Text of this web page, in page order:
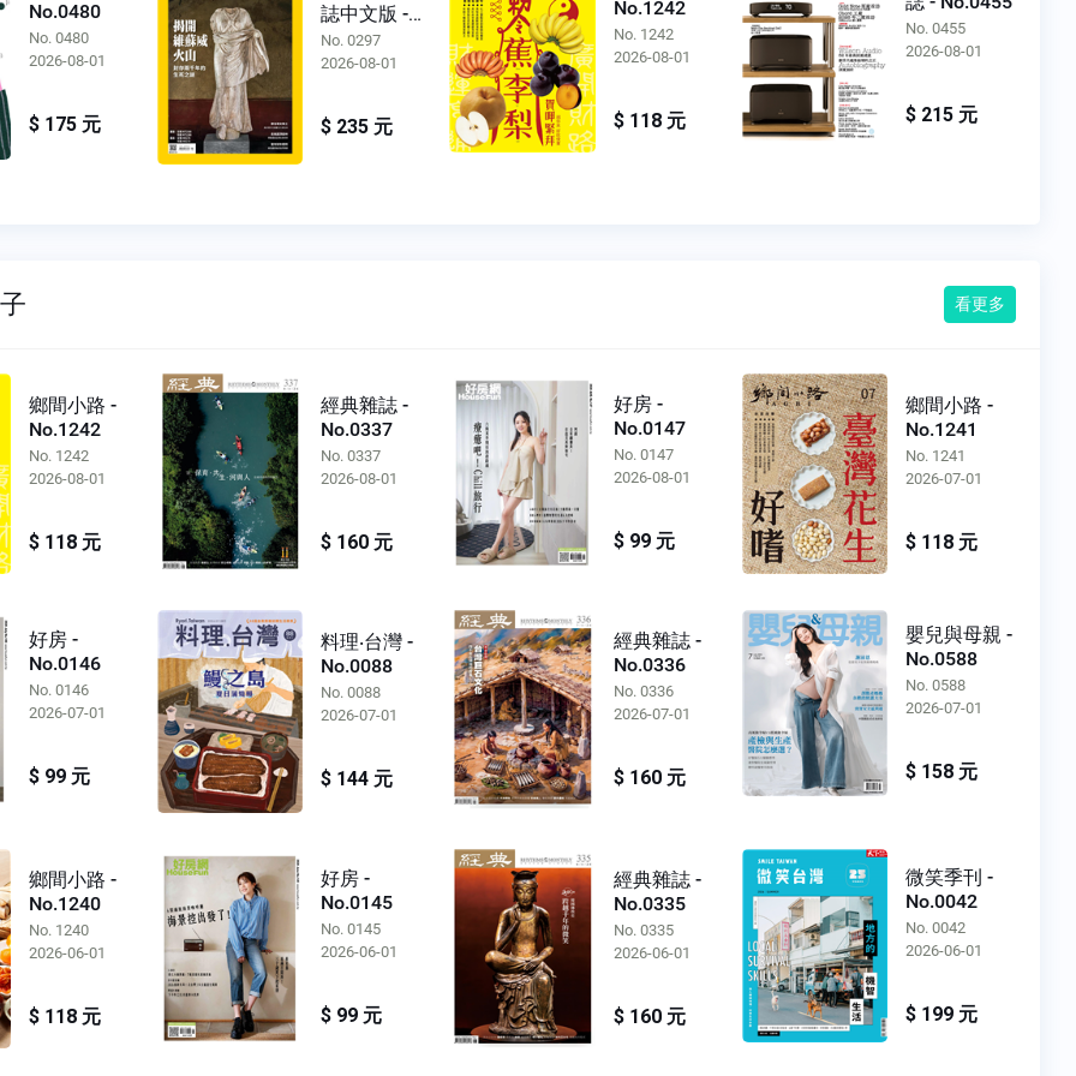
No.0480
No. 0480
2026-08-01
$ 175 元
誌中文版 -
No.0297
No. 0297
2026-08-01
$ 235 元
No.1242
No. 1242
2026-08-01
$ 118 元
No. 0455
2026-08-01
$ 215 元
看更多
鄉間小路 -
No.1242
No. 1242
2026-08-01
$ 118 元
經典雜誌 -
No.0337
No. 0337
2026-08-01
$ 160 元
好房 -
No.0147
No. 0147
2026-08-01
$ 99 元
鄉間小路 -
No.1241
No. 1241
2026-07-01
$ 118 元
好房 -
No.0146
No. 0146
2026-07-01
$ 99 元
料理‧台灣 -
No.0088
No. 0088
2026-07-01
$ 144 元
經典雜誌 -
No.0336
No. 0336
2026-07-01
$ 160 元
嬰兒與母親 -
No.0588
No. 0588
2026-07-01
$ 158 元
鄉間小路 -
No.1240
No. 1240
2026-06-01
$ 118 元
好房 -
No.0145
No. 0145
2026-06-01
$ 99 元
經典雜誌 -
No.0335
No. 0335
2026-06-01
$ 160 元
微笑季刊 -
No.0042
No. 0042
2026-06-01
$ 199 元